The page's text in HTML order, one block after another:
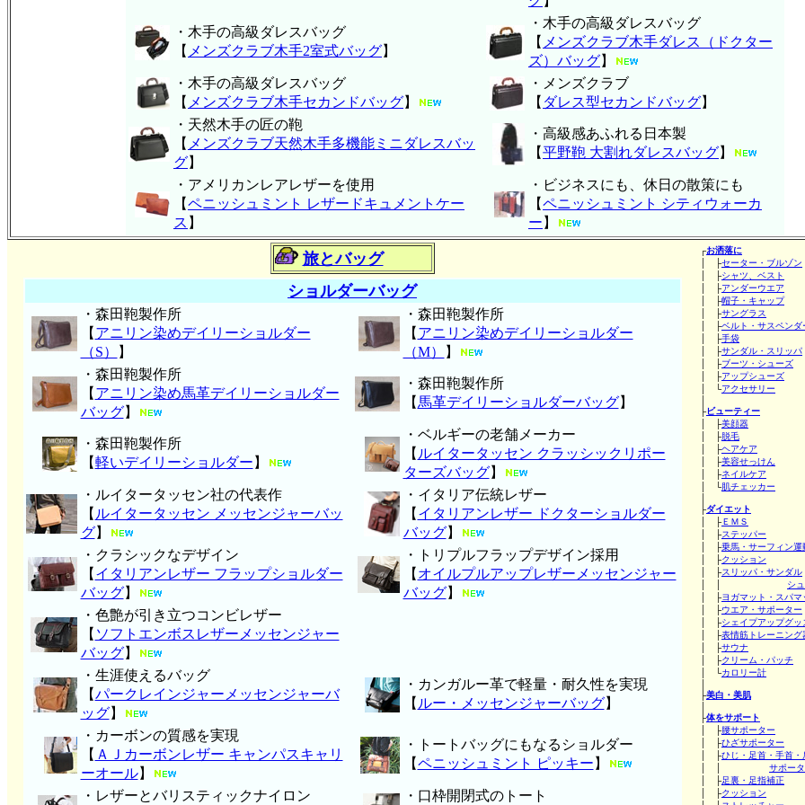
・木手の高級ダレスバッグ
【 メンズクラブ木手2室式バッグ】
・木手の高級ダレスバッグ
【 メンズクラブ木手ダレス（ドクター
ズ）バッグ】
・木手の高級ダレスバッグ
【 メンズクラブ木手セカンドバッグ】
・メンズクラブ
【 ダレス型セカンドバッグ】
・天然木手の匠の鞄
【 メンズクラブ天然木手多機能ミニダレスバッ
グ】
・高級感あふれる日本製
【平野鞄 大割れダレスバッグ】
・アメリカンレアレザーを使用
【ペニッシュミント レザードキュメントケー
ス 】
・ビジネスにも、休日の散策にも
【ペニッシュミント シティウォーカ
ー 】
旅とバッグ ┌お洒落に
│ ├セーター・ブルゾン
│ ├シャツ、ベスト
│ ├アンダーウエア
│ ├帽子・キャップ
│ ├サングラス
│ ├ベルト・サスペンダ
│ ├手袋
│ ├サンダル・スリッパ
│ ├ブーツ・シューズ
│ ├アップシューズ
│ └アクセサリー
├ビューティー
│ ├美顔器
│ ├脱毛
│ ├ヘアケア
│ ├美容せっけん
│ ├ネイルケア
│ └肌チェッカー
├ダイエット
│ ├ＥＭＳ
│ ├ステッパー
│ ├乗馬・サーフィン運
│ ├クッション
│ ├スリッパ・サンダル
シ
│ ├ヨガマット・スパマ
│ ├ウエア・サポーター
│ ├シェイプアップグッ
│ ├表情筋トレーニング
│ ├サウナ
│ ├クリーム・パッチ
│ └カロリー計
├美白・美肌
├体をサポート
│ ├腰サポーター
│ ├ひざサポーター
│ ├ひじ・足首・手首・
サポー
│ ├足裏・足指補正
│ ├クッション
ショルダーバッグ
・森田鞄製作所
【 アニリン染めデイリーショルダー
（S）
】
・森田鞄製作所
【 アニリン染めデイリーショルダー
（M）
】
・森田鞄製作所
【 アニリン染め馬革デイリーショルダー
バッグ】
・森田鞄製作所
【 馬革デイリーショルダーバッグ】
・森田鞄製作所
【軽いデイリーショルダー 】
・ベルギーの老舗メーカー
【 ルイタータッセン クラッシックリポー
ターズバッグ】
・ルイタータッセン社の代表作
【 ルイタータッセン メッセンジャーバッ
グ】
・イタリア伝統レザー
【 イタリアンレザー ドクターショルダー
バッグ】
・クラシックなデザイン
【 イタリアンレザー フラップショルダー
バッグ】
・トリプルフラップデザイン採用
【 オイルプルアップレザーメッセンジャー
バッグ】
・色艶が引き立つコンビレザー
【 ソフトエンボスレザーメッセンジャー
バッグ】
・生涯使えるバッグ
【パークレインジャーメッセンジャーバ
ッグ】
・カンガルー革で軽量・耐久性を実現
【 ルー・メッセンジャーバッグ】
・カーボンの質感を実現
【 ＡＪカーボンレザー キャンパスキャリ
ーオール】
・トートバッグにもなるショルダー
【ペニッシュミント ピッキー 】
・レザーとバリスティックナイロン ・口枠開閉式のトート